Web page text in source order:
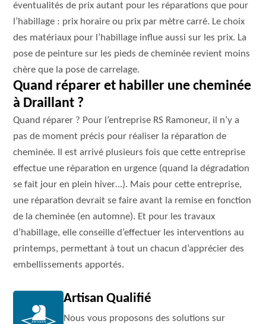
éventualités de prix autant pour les réparations que pour
l’habillage : prix horaire ou prix par mètre carré. Le choix
des matériaux pour l’habillage influe aussi sur les prix. La
pose de peinture sur les pieds de cheminée revient moins
chère que la pose de carrelage.
Quand réparer et habiller une cheminée
à Draillant ?
Quand réparer ? Pour l’entreprise RS Ramoneur, il n’y a
pas de moment précis pour réaliser la réparation de
cheminée. Il est arrivé plusieurs fois que cette entreprise
effectue une réparation en urgence (quand la dégradation
se fait jour en plein hiver…). Mais pour cette entreprise,
une réparation devrait se faire avant la remise en fonction
de la cheminée (en automne). Et pour les travaux
d’habillage, elle conseille d’effectuer les interventions au
printemps, permettant à tout un chacun d’apprécier des
embellissements apportés.
Artisan Qualifié
Nous vous proposons des solutions sur